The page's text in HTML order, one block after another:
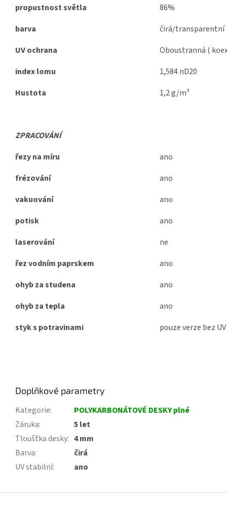
propustnost světla
86%
barva
čirá/transparentní
UV ochrana
Oboustranná (
index lomu
1,584 nD20
Hustota
1,2 g/m³
ZPRACOVÁNÍ
řezy na míru
ano
frézování
ano
vakuování
ano
potisk
ano
laserování
ne
řez vodním paprskem
ano
ohyb za studena
ano
ohyb za tepla
ano
styk s potravinami
pouze verze bez UV
Doplňkové parametry
Kategorie:
POLYKARBONÁTOVÉ DESKY plné
Záruka:
5 let
Tloušťka desky: 4 mm
Barva:
čirá
UV stabilní: ano